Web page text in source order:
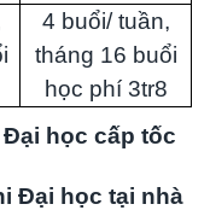
4 buổi/ tuần,
tháng 16 buổi
học phí 3tr8
học cấp tốc
Đại học tại nhà